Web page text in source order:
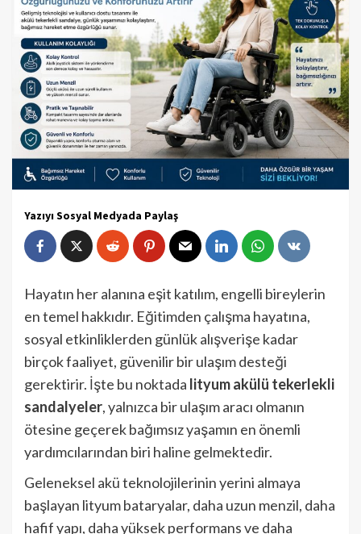
Yazıyı Sosyal Medyada Paylaş
Hayatın her alanına eşit katılım, engelli bireylerin
en temel hakkıdır. Eğitimden çalışma hayatına,
sosyal etkinliklerden günlük alışverişe kadar
birçok faaliyet, güvenilir bir ulaşım desteği
gerektirir. İşte bu noktada lityum akülü tekerlekli
sandalyeler, yalnızca bir ulaşım aracı olmanın
ötesine geçerek bağımsız yaşamın en önemli
yardımcılarından biri haline gelmektedir.
Geleneksel akü teknolojilerinin yerini almaya
başlayan lityum bataryalar, daha uzun menzil, daha
hafif yapı, daha yüksek performans ve daha